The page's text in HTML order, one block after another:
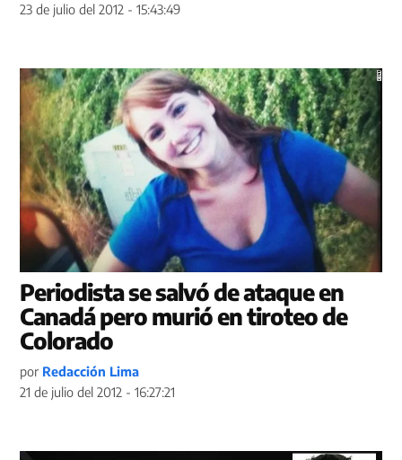
23 de julio del 2012 - 15:43:49
Periodista se salvó de ataque en
Canadá pero murió en tiroteo de
Colorado
por Redacción Lima
21 de julio del 2012 - 16:27:21